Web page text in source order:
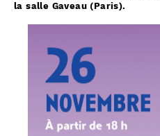
la salle Gaveau (Paris).